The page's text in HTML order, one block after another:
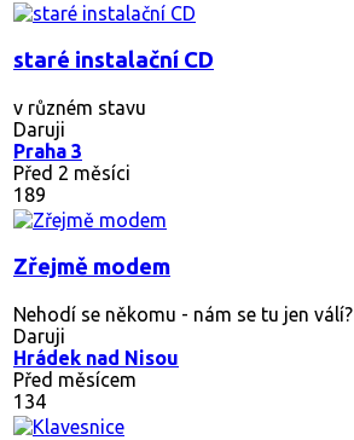
staré instalační CD
v různém stavu
Daruji
Praha 3
Před 2 měsíci
189
Zřejmě modem
Nehodí se někomu - nám se tu jen válí?
Daruji
Hrádek nad Nisou
Před měsícem
134